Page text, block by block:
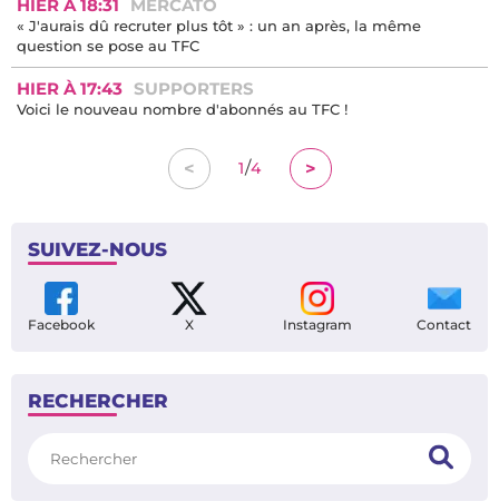
HIER À 18:31 MERCATO
« J'aurais dû recruter plus tôt » : un an après, la même
question se pose au TFC
HIER À 17:43 SUPPORTERS
Voici le nouveau nombre d'abonnés au TFC !
< 1/4 >
SUIVEZ-NOUS
Facebook X Instagram Contact
RECHERCHER